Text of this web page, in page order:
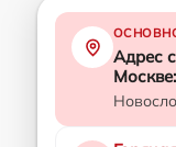
Адрес
Москве: